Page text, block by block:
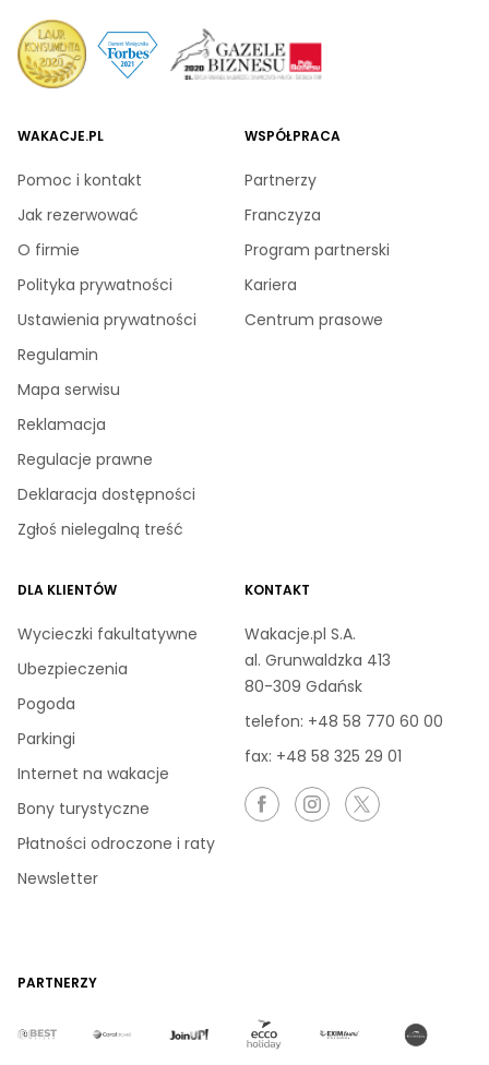
WAKACJE.PL
Pomoc i kontakt
Jak rezerwować
O firmie
Polityka prywatności
Ustawienia prywatności
Regulamin
Mapa serwisu
Reklamacja
Regulacje prawne
Deklaracja dostępności
Zgłoś nielegalną treść
WSPÓŁPRACA
Partnerzy
Franczyza
Program partnerski
Kariera
Centrum prasowe
DLA KLIENTÓW
Wycieczki fakultatywne
Ubezpieczenia
Pogoda
Parkingi
Internet na wakacje
Bony turystyczne
Płatności odroczone i raty
Newsletter
KONTAKT
Wakacje.pl S.A.
al. Grunwaldzka 413
80-309 Gdańsk
telefon: +48 58 770 60 00
fax: +48 58 325 29 01
PARTNERZY